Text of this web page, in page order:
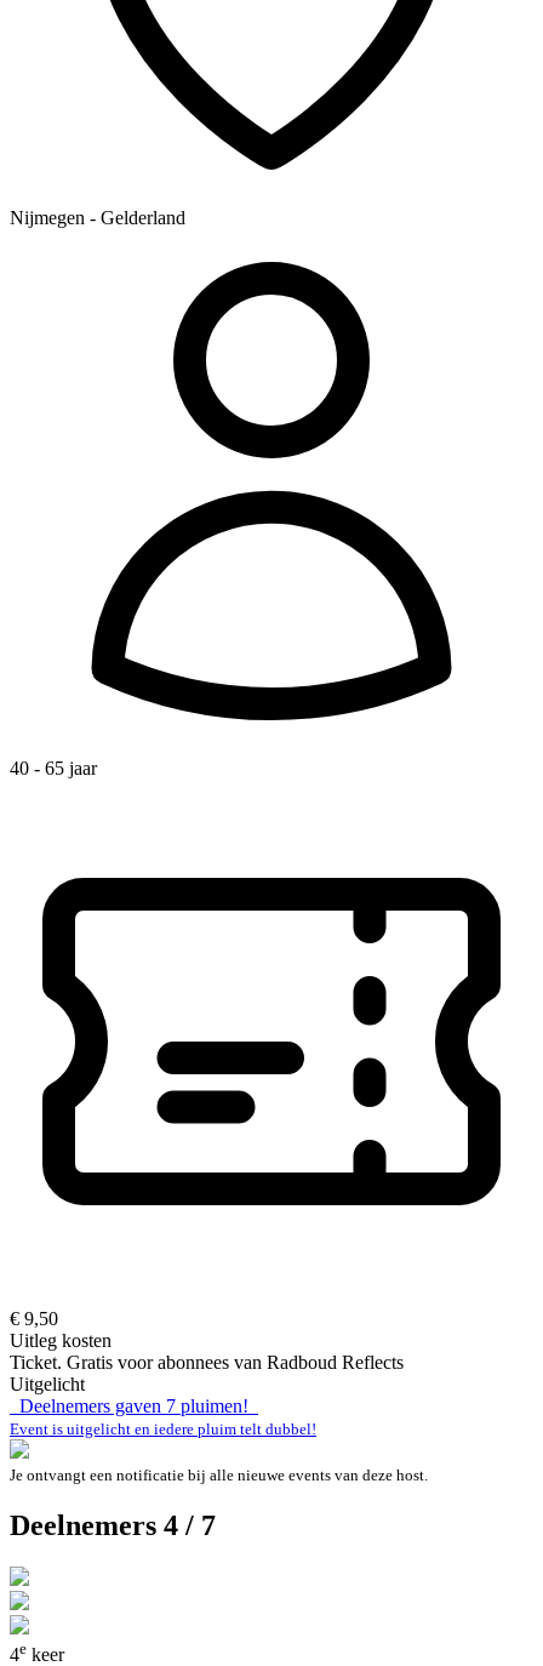
Nijmegen - Gelderland
40 - 65 jaar
€ 9,50
Uitleg kosten
Ticket. Gratis voor abonnees van Radboud Reflects
Uitgelicht
Deelnemers gaven 7 pluimen!
Event is uitgelicht en iedere pluim telt dubbel!
Je ontvangt een notificatie bij alle nieuwe events van deze host.
Deelnemers 4 / 7
4e keer